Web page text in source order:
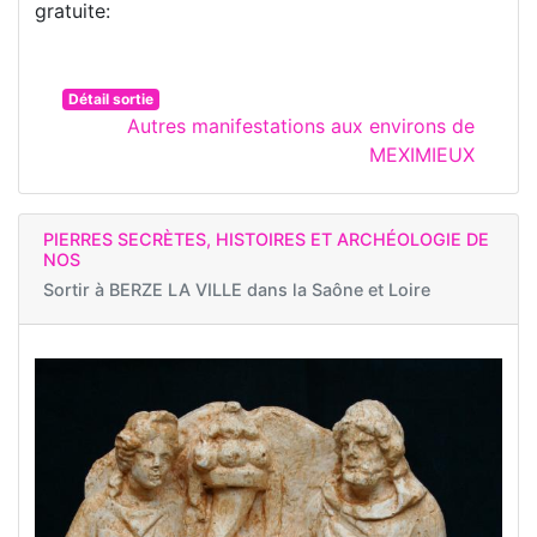
gratuite:
Détail sortie
Autres manifestations aux environs de
MEXIMIEUX
PIERRES SECRÈTES, HISTOIRES ET ARCHÉOLOGIE DE
NOS
Sortir à BERZE LA VILLE dans la Saône et Loire